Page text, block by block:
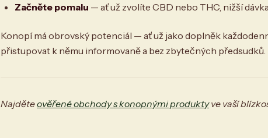
Začněte pomalu — ať už zvolíte CBD nebo THC, nižší
Konopí má obrovský potenciál — ať už jako doplněk
přistupovat k němu informovaně a bez zbytečných předsudků.
Najděteověřené obchody s konopnými produktyve vaší